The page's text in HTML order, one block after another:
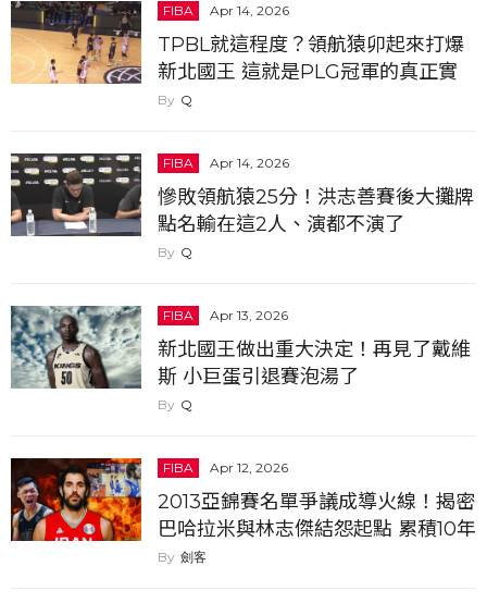
FIBA Apr 14, 2026
TPBL就這程度？領航猿卯起來打爆
新北國王 這就是PLG冠軍的真正實
力...Q
FIBA Apr 14, 2026
慘敗領航猿25分！洪志善賽後大攤牌
點名輸在這2人、演都不演了
Q
FIBA Apr 13, 2026
新北國王做出重大決定！再見了戴維
斯 小巨蛋引退賽泡湯了
Q
FIBA Apr 12, 2026
2013亞錦賽名單爭議成導火線！揭密
巴哈拉米與林志傑結怨起點 累積10年
恩怨他看台灣山羊就噴：他就是個X
劍客